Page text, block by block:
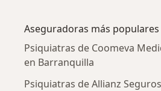
Aseguradoras más populares
Psiquiatras de Coomeva
en Barranquilla
Psiquiatras de Allianz